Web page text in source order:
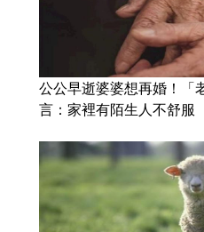
公公早逝婆婆想再婚！「
言：家裡有陌生人不舒服